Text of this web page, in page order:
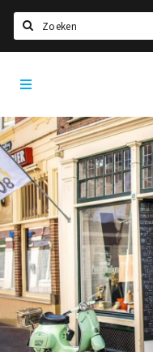
Home
Agenda
Bioscoopagenda
Deals
Nieuws
Leuke tips & trends
Interviews
Eten
Drinken
Slapen